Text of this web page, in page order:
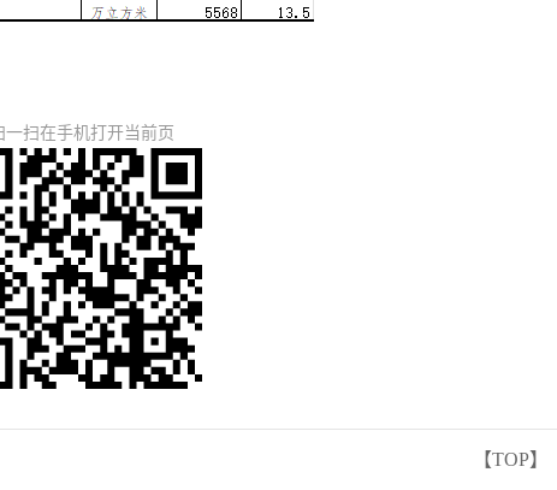
一扫在手机打开当前页
【TOP】